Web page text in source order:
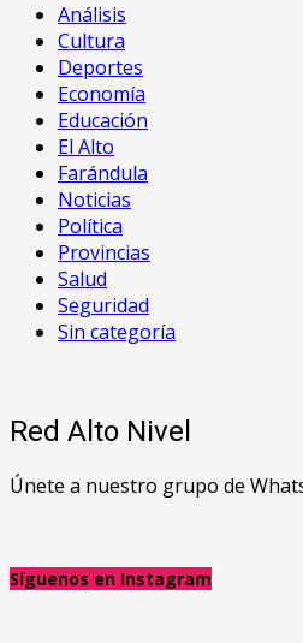
Análisis
Cultura
Deportes
Economía
Educación
El Alto
Farándula
Noticias
Política
Provincias
Salud
Seguridad
Sin categoría
Red Alto Nivel
Únete a nuestro grupo de
Síguenos en Instagram